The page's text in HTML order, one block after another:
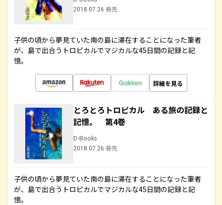
2018.07.26 発売
子供の頃から夢見ていた南の島に滞在することになった筆者
が、島で出合うトロピカルでマジカルな45日間の記録と記
憶。
詳細を見る
とろとろトロピカル ある旅の記録と
記憶。 第4巻
D-Books
2018.07.26 発売
子供の頃から夢見ていた南の島に滞在することになった筆者
が、島で出合うトロピカルでマジカルな45日間の記録と記
憶。